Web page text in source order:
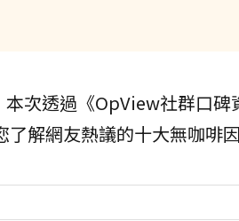
次透過《OpView社群口碑
解網友熱議的十大無咖啡